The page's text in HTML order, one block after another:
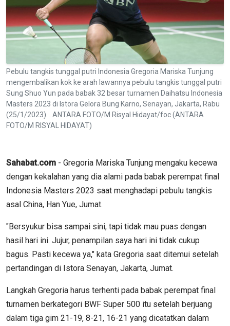
Pebulu tangkis tunggal putri Indonesia Gregoria Mariska Tunjung
mengembalikan kok ke arah lawannya pebulu tangkis tunggal putri
Sung Shuo Yun pada babak 32 besar turnamen Daihatsu Indonesia
Masters 2023 di Istora Gelora Bung Karno, Senayan, Jakarta, Rabu
(25/1/2023). . ANTARA FOTO/M Risyal Hidayat/foc (ANTARA
FOTO/M RISYAL HIDAYAT)
Sahabat.com - Gregoria Mariska Tunjung mengaku kecewa
dengan kekalahan yang dia alami pada babak perempat final
Indonesia Masters 2023 saat menghadapi pebulu tangkis
asal China, Han Yue, Jumat.
"Bersyukur bisa sampai sini, tapi tidak mau puas dengan
hasil hari ini. Jujur, penampilan saya hari ini tidak cukup
bagus. Pasti kecewa ya," kata Gregoria saat ditemui setelah
pertandingan di Istora Senayan, Jakarta, Jumat.
Langkah Gregoria harus terhenti pada babak perempat final
turnamen berkategori BWF Super 500 itu setelah berjuang
dalam tiga gim 21-19, 8-21, 16-21 yang dicatatkan dalam